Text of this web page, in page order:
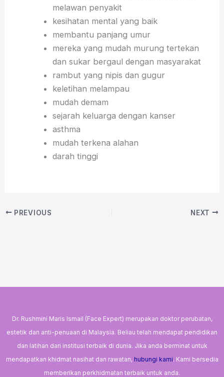
melawan penyakit
kesihatan mental yang baik
membantu panjang umur
mereka yang mudah murung tertekan
dan sukar bergaul dengan masyarakat
rambut yang nipis dan gugur
keletihan melampau
mudah demam
sejarah keluarga dengan kanser
asthma
mudah terkena alahan
darah tinggi
PREVIOUS NEXT
Dr. Rushmini Maris Ismail (Face Expert) merupakan doktor perubatan,
estetik dan anti-penuaan di Malaysia. Beliau telah mendapat pendidikan
dan latihan dari institusi terbaik di dunia. Jika anda berminat untuk
mendapatkan khidmat nasihat dan rawatan, hubungi kami. Kami bersedia
memberikan perkhidmatan terbaik untuk anda.